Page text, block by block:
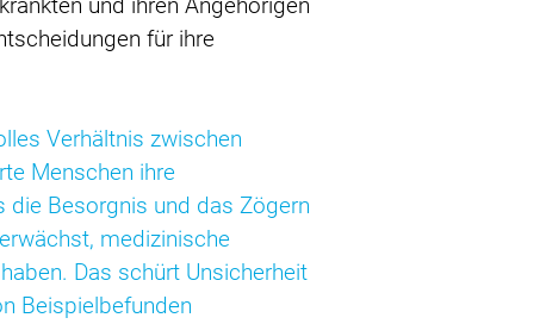
und ihren Angehörigen
für ihre
Verhältnis zwischen
Menschen ihre
die Besorgnis und das Zögern
medizinische
Das schürt Unsicherheit
Beispielbefunden